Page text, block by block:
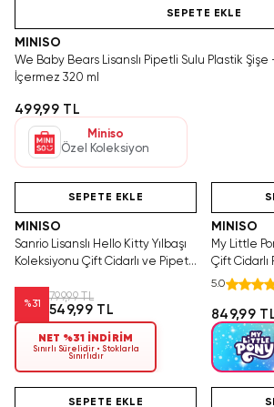
SEPETE EKLE
MINISO
We Baby Bears Lisanslı Pipetli Sulu Plastik Şişe
İçermez 320 ml
499,99 TL
Miniso
Özel Koleksiyon
SEPETE EKLE
MINISO
Sanrio Lisanslı Hello Kitty Yılbaşı
Koleksiyonu Çift Cidarlı ve Pipetli
%31
799,99 TL
549,99 TL
NET %31 İNDİRİM
Sınırlı Sürelidir • Stoklarla
Sınırlıdır
MINISO
My Little
Çift Cidarlı
Şişe –
5.0
849,99
SEPETE EKLE